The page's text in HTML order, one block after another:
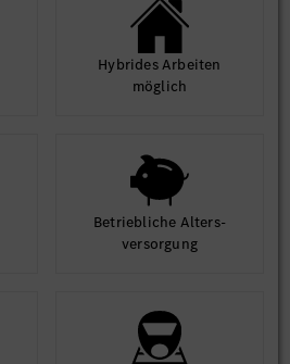
Hybrides Arbeiten
möglich
Betrieb­liche Alters­
ver­sorgung